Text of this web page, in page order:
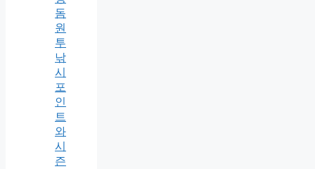
돔
원
투
낚
시
포
인
트
와
시
즌